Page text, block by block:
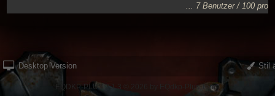
... 7 Benutzer / 100 pro
Desktop Version Stil
EQDKP-PLUS 2.1.3 © 2026 by EQdkp-Plus Team